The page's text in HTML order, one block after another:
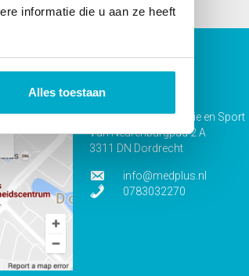
informatie die u aan ze heeft
Alles toestaan
Contact
MedPlus Fysiotherapie en Sport
Van Neurenburgpad 2 A
3311 DN Dordrecht
info@medplus.nl
0783032270